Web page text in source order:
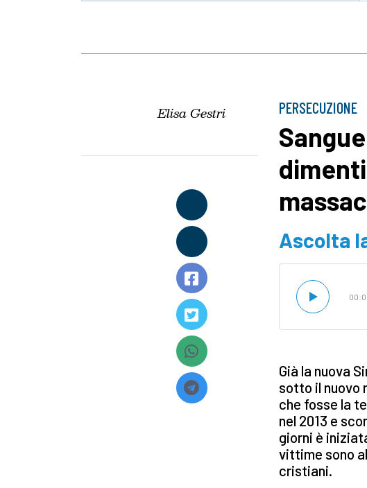
Elisa Gestri PERSECUZIONE
Ascolta
Già la nuova
sotto il nuovo
che fosse la
nel 2013 e
giorni è
vittime sono
cristiani.